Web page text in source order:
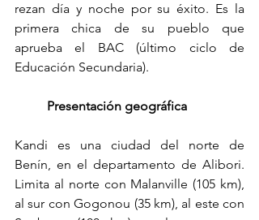
rezan día y noche por su éxito. Es la
primera chica de su pueblo que
aprueba el BAC (último ciclo de
Educación Secundaria).
Presentación geográfica
Kandi es una ciudad del norte de
Benín, en el departamento de Alibori.
Limita al norte con Malanville (105 km),
al sur con Gogonou (35 km), al este con